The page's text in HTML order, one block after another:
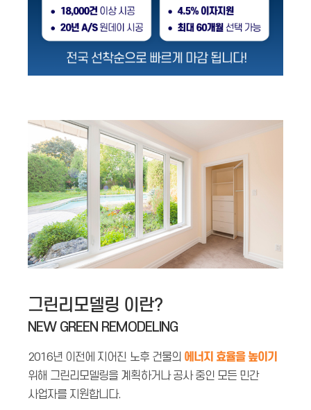
그린리모델링 이란?
NEW GREEN REMODELING
2016년 이전에 지어진 노후 건물의 에너지 효율을 높이기
위해 그린리모델링을 계획하거나 공사 중인 모든 민간
사업자를 지원합니다.